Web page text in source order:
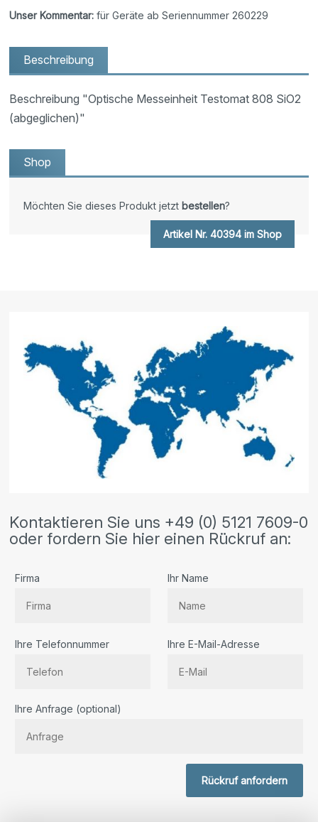
Unser Kommentar: für Geräte ab Seriennummer 260229
Beschreibung
Beschreibung "Optische Messeinheit Testomat 808 SiO2
(abgeglichen)"
Shop
Möchten Sie dieses Produkt jetzt bestellen?
Artikel Nr. 40394 im Shop
Kontaktieren Sie uns +49 (0) 5121 7609-0
oder fordern Sie hier einen Rückruf an:
Firma Ihr Name
Ihre Telefonnummer Ihre E-Mail-Adresse
Ihre Anfrage (optional)
Rückruf anfordern